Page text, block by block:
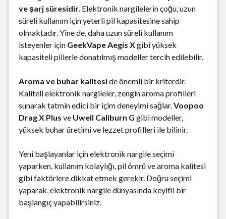
ve şarj süresidir. Elektronik nargilelerin çoğu, uzun
süreli kullanım için yeterli pil kapasitesine sahip
olmaktadır. Yine de, daha uzun süreli kullanım
isteyenler için GeekVape Aegis Xgibi yüksek
kapasiteli pillerle donatılmış modeller tercih edilebilir.
Aroma ve buhar kaliteside önemli bir kriterdir.
Kaliteli elektronik nargileler, zengin aroma profilleri
sunarak tatmin edici bir içim deneyimi sağlar.Voopoo
Drag X Plus ve Uwell Caliburn G gibi modeller,
yüksek buhar üretimi ve lezzet profilleri ile bilinir.
Yeni başlayanlar için elektronik nargile seçimi
yaparken, kullanım kolaylığı, pil ömrü ve aroma kalitesi
gibi faktörlere dikkat etmek gerekir. Doğru seçimi
yaparak, elektronik nargile dünyasında keyifli bir
başlangıç yapabilirsiniz.